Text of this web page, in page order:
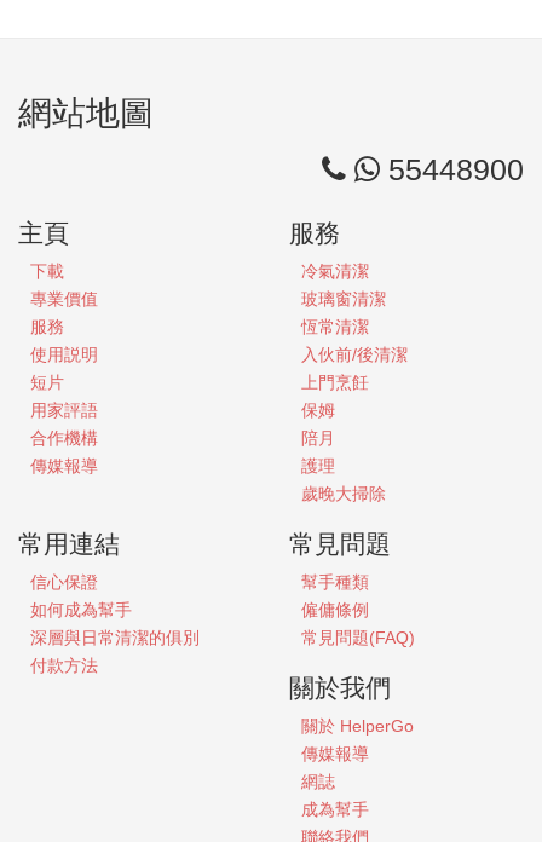
網站地圖
55448900
主頁
下載
專業價值
服務
使用説明
短片
用家評語
合作機構
傳媒報導
服務
冷氣清潔
玻璃窗清潔
恆常清潔
入伙前/後清潔
上門烹飪
保姆
陪月
護理
歲晚大掃除
常用連結
信心保證
如何成為幫手
深層與日常清潔的俱別
付款方法
常見問題
幫手種類
僱傭條例
常見問題(FAQ)
關於我們
關於 HelperGo
傳媒報導
網誌
成為幫手
聯絡我們